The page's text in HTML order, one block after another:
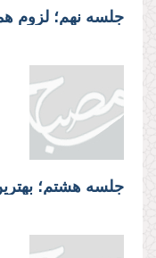
جلسه نهم؛ لزوم